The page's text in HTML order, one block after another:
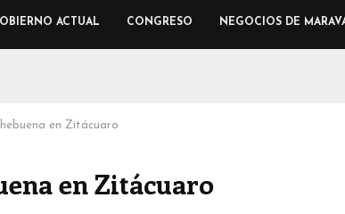
ACTUAL CONGRESO NEGOCIOS DE
en Zitácuaro
en Zitácuaro